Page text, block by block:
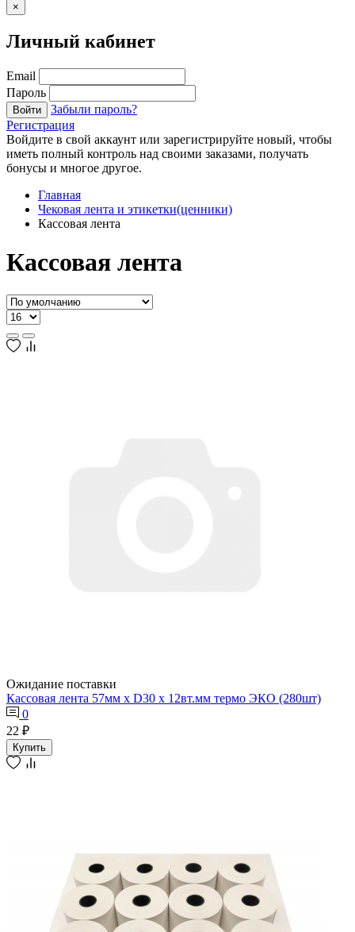
×
Личный кабинет
Email
Пароль
Войти
Забыли пароль?
Регистрация
Войдите в свой аккаунт или зарегистрируйте новый, чтобы
иметь полный контроль над своими заказами, получать
бонусы и многое другое.
Главная
Чековая лента и этикетки(ценники)
Кассовая лента
Кассовая лента
Ожидание поставки
Кассовая лента 57мм х D30 х 12вт.мм термо ЭКО (280шт)
0
22 ₽
Купить